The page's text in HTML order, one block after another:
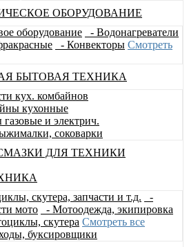
ОБОРУДОВАНИЕ
оборудование
- Водонагреватели
- Конвекторы Смотреть
БЫТОВАЯ ТЕХНИКА
кух. комбайнов
кухонные
и электрич.
соковарки
ДЛЯ ТЕХНИКИ
скутера, запчасти и т.д.
-
мото
- Мотоодежда, экипировка
скутера Смотреть все
буксировщики